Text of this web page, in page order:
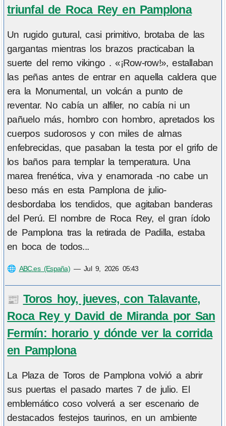
triunfal de Roca Rey en Pamplona
Un rugido gutural, casi primitivo, brotaba de las
gargantas mientras los brazos practicaban la
suerte del remo vikingo . «¡Row-row!», estallaban
las peñas antes de entrar en aquella caldera que
era la Monumental, un volcán a punto de
reventar. No cabía un alfiler, no cabía ni un
pañuelo más, hombro con hombro, apretados los
cuerpos sudorosos y con miles de almas
enfebrecidas, que pasaban la testa por el grifo de
los baños para templar la temperatura. Una
marea frenética, viva y enamorada -no cabe un
beso más en esta Pamplona de julio-
desbordaba los tendidos, que agitaban banderas
del Perú. El nombre de Roca Rey, el gran ídolo
de Pamplona tras la retirada de Padilla, estaba
en boca de todos...
🌐 ABC.es (España)—Jul 9, 2026 05:43
📰 Toros hoy, jueves, con Talavante,
Roca Rey y David de Miranda por San
Fermín: horario y dónde ver la corrida
en Pamplona
La Plaza de Toros de Pamplona volvió a abrir
sus puertas el pasado martes 7 de julio. El
emblemático coso volverá a ser escenario de
destacados festejos taurinos, en un ambiente